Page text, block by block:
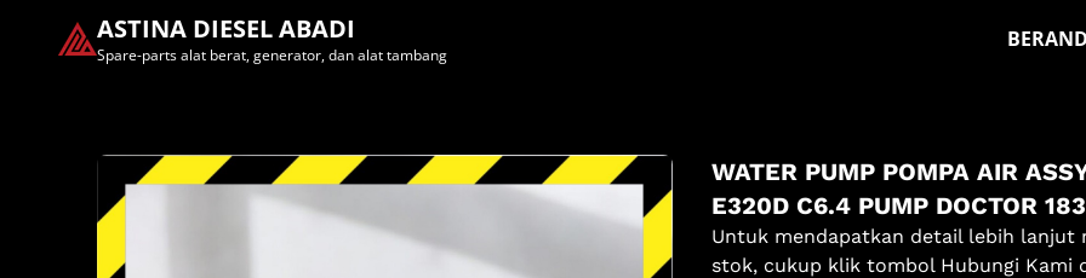
ASTINA DIESEL ABADI
Spare-parts alat berat, generator, dan alat tambang
Masuk
Lanjutkan dengan Google
WATER PUMP POMPA AIR
E320D C6.4 PUMP DOCTOR
Untuk mendapatkan detail lebih lanjut
stok, cukup klik tombol Hubungi Kami